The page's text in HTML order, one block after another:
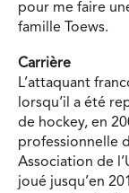
pour me faire
famille Toews.
Carrière
L’attaquant
lorsqu’il a été
de hockey, en
professionnelle
Association de
joué jusqu’en